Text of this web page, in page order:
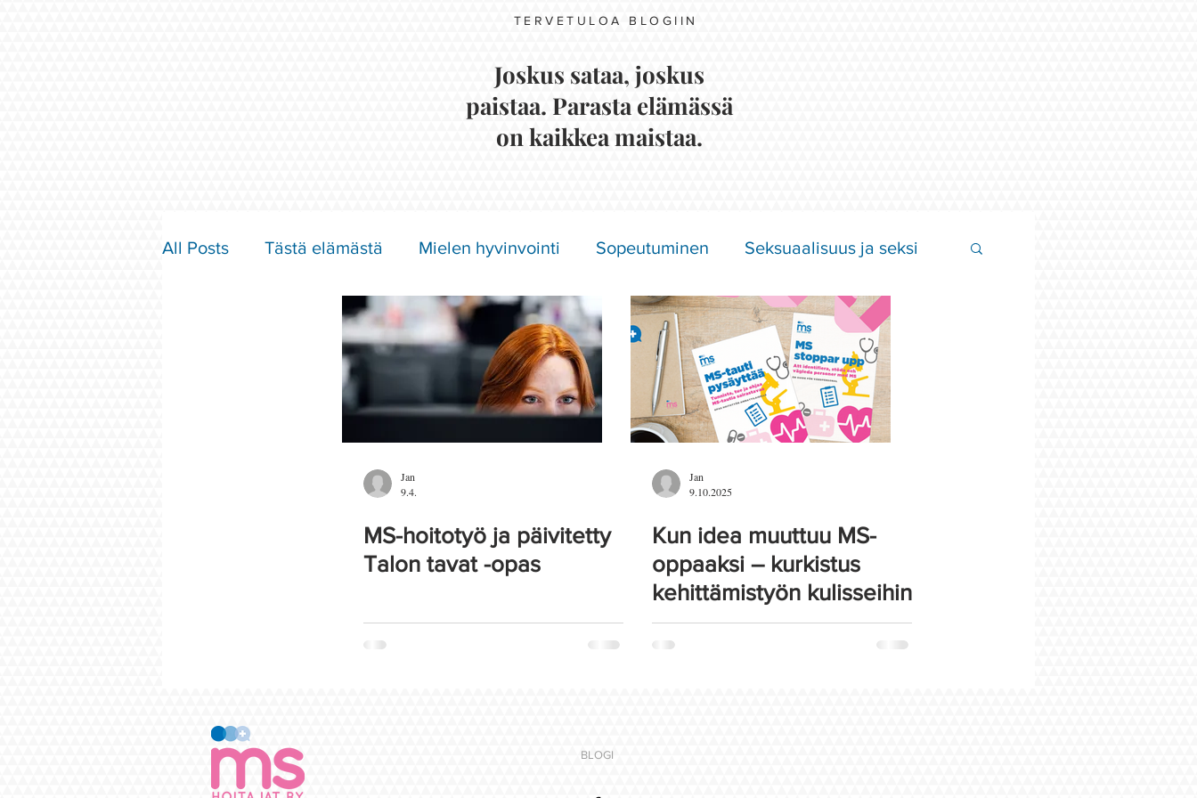
TERVETULOA BLOGIIN
Joskus sataa, joskus
paistaa. Parasta elämässä
on kaikkea maistaa.
All Posts Tästä elämästä Mielen hyvinvointi Sopeutuminen Seksuaalisuus ja seksi
Parisuhde ja rakkaus Näkymättömät oireet
Jan
9.4.
MS-hoitotyö ja päivitetty
Talon tavat -opas
Jan
9.10.2025
Kun idea muuttuu MS-
oppaaksi – kurkistus
kehittämistyön kulisseihin
BLOGI